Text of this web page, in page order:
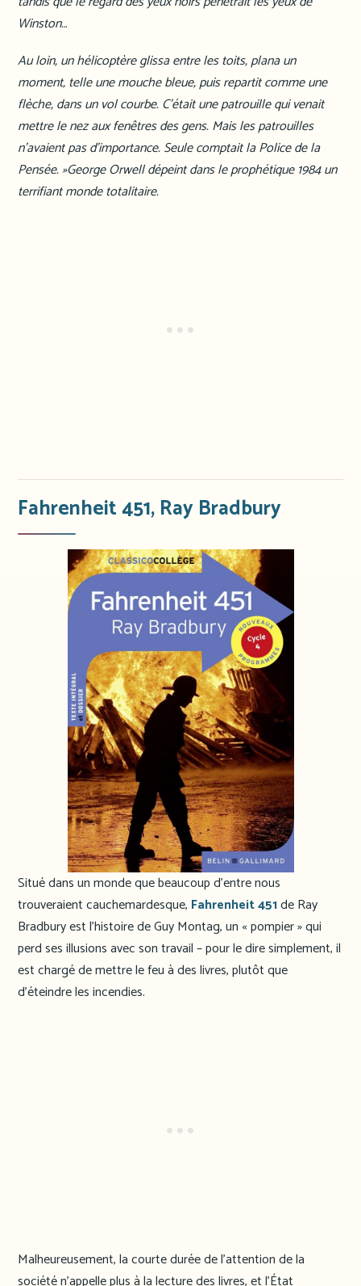
Winston…
Au loin, un hélicoptère glissa entre les toits, plana un
moment, telle une mouche bleue, puis repartit comme une
flèche, dans un vol courbe. C’était une patrouille qui venait
mettre le nez aux fenêtres des gens. Mais les patrouilles
n’avaient pas d’importance. Seule comptait la Police de la
Pensée. »George Orwell dépeint dans le prophétique 1984 un
terrifiant monde totalitaire.
Fahrenheit 451, Ray Bradbury
Situé dans un monde que beaucoup d’entre nous
trouveraient cauchemardesque, Fahrenheit 451de Ray
Bradbury est l’histoire de Guy Montag, un « pompier » qui
perd ses illusions avec son travail – pour le dire simplement, il
est chargé de mettre le feu à des livres, plutôt que
d’éteindre les incendies.
Malheureusement, la courte durée de l’attention de la
société n’appelle plus à la lecture des livres, et l’État